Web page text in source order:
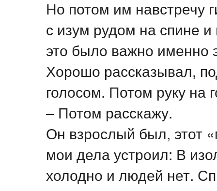
Но потом им навстречу
с изум рудом на спине
это было важно именно
Хорошо рассказывал,
голосом. Потом руку на
– Потом расскажу.
Он взрослый был, этот
мои дела устроил: В
холодно и людей нет.